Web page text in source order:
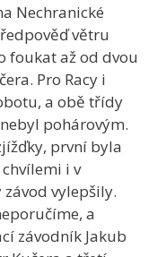
Nechranické
větru
foukat až od dvou
Pro Racy i
a obě třídy
pohárovým.
první byla
i v
vylepšily.
a
závodník Jakub